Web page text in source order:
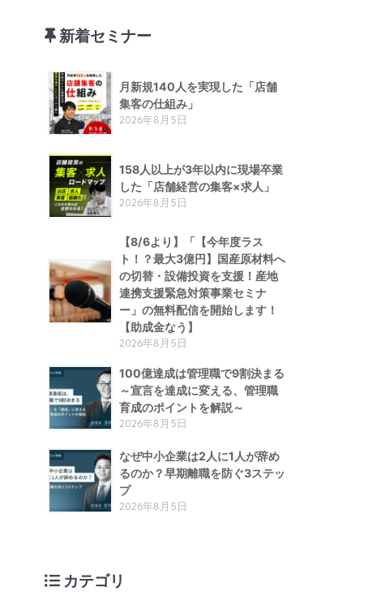
新着セミナー
月新規140人を実現した「店舗
集客の仕組み」
2026年8月5日
158人以上が3年以内に現場卒業
した「店舗経営の集客×求人」
2026年8月5日
【8/6より】「【今年度ラス
ト！？最大3億円】国産原材料へ
の切替・設備投資を支援！産地
連携支援緊急対策事業セミナ
ー」の無料配信を開始します！
【助成金なう】
2026年8月5日
100億達成は管理職で9割決まる
～宣言を達成に変える、管理職
育成のポイントを解説～
2026年8月5日
なぜ中小企業は2人に1人が辞め
るのか？早期離職を防ぐ3ステッ
プ
2026年8月5日
カテゴリ